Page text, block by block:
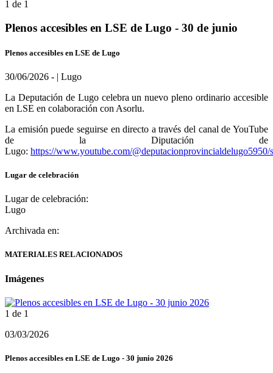
1 de 1
Plenos accesibles en LSE de Lugo - 30 de junio
Plenos accesibles en LSE de Lugo
30/06/2026 - | Lugo
La Deputación de Lugo celebra un nuevo pleno ordinario accesible
en LSE en colaboración con Asorlu.
La emisión puede seguirse en directo a través del canal de YouTube
de la Diputación de
Lugo: https://www.youtube.com/@deputacionprovincialdelugo5950/
Lugar de celebración
Lugar de celebración:
Lugo
Archivada en:
MATERIALES RELACIONADOS
Imágenes
1 de 1
03/03/2026
Plenos accesibles en LSE de Lugo - 30 junio 2026